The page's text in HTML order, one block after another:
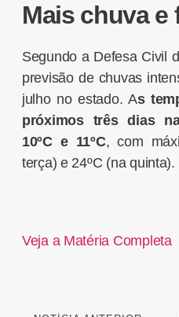
Mais chuva e
Segundo a Defesa Civil
previsão de chuvas
julho no estado. As
próximos três dias
10ºC e 11ºC, com
terça) e 24ºC (na quinta).
Veja a Matéria Completa